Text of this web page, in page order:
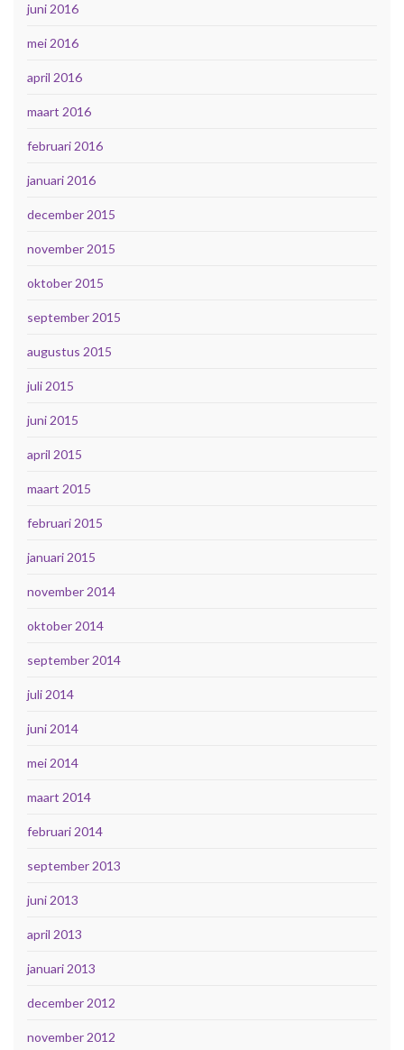
juni 2016
mei 2016
april 2016
maart 2016
februari 2016
januari 2016
december 2015
november 2015
oktober 2015
september 2015
augustus 2015
juli 2015
juni 2015
april 2015
maart 2015
februari 2015
januari 2015
november 2014
oktober 2014
september 2014
juli 2014
juni 2014
mei 2014
maart 2014
februari 2014
september 2013
juni 2013
april 2013
januari 2013
december 2012
november 2012